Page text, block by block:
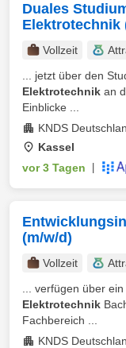
Duales
Elektrotechnik
Vollzeit
... jetzt über den
Elektrotechnik an
Einblicke ...
KNDS
Kassel
vor 3 Tagen
(m/w/d)
Vollzeit
... verfügen über
Elektrotechnik
Fachbereich ...
KNDS